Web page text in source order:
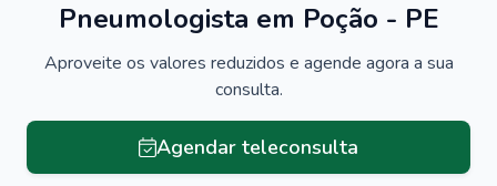
Pneumologista em Poção - PE
Aproveite os valores reduzidos e agende agora a sua
consulta.
Agendar teleconsulta